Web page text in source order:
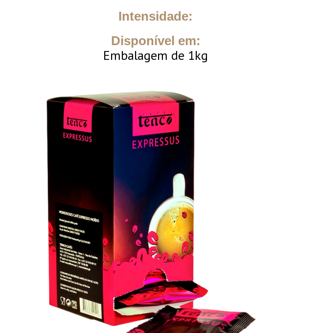
Intensidade:
Disponível em:
Embalagem de 1kg